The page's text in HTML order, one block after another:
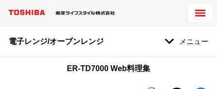
電子レンジ/オーブンレンジ メニュー
ER-TD7000 Web料理集